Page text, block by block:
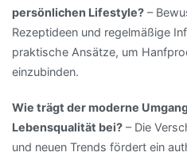
persönlichen Lifestyle? –
Rezeptideen und regelmäßige
praktische Ansätze, um
einzubinden.
Wie trägt der moderne
Lebensqualität bei? – Die
und neuen Trends fördert ein